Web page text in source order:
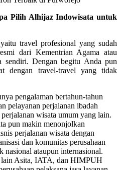
Pilih Alhijaz Indowisata untuk
travel profesional yang sudah
dari Kementrian Agama atau
sendiri. Dengan begitu Anda pun
dengan travel-travel yang tidak
pengalaman bertahun-tahun
pelayanan perjalanan ibadah
wisata umum yang lain.
pun makin menonjolkan
perjalanan wisata dengan
dan komunitas perusahaan
nasional ataupun internasional.
lain Asita, IATA, dan HIMPUH